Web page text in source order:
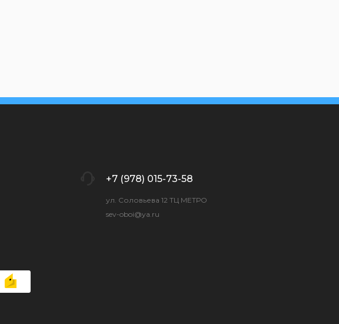
+7 (978) 015-73-58
ул. Соловьева 12 ТЦ МЕТРО
sev-oboi@ya.ru